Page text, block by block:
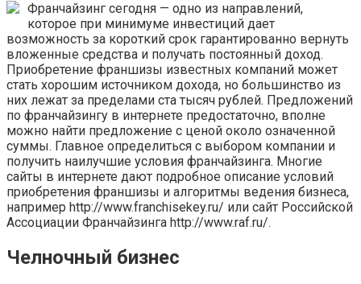
Франчайзинг сегодня — одно из направлений,
которое при минимуме инвестиций дает
возможность за короткий срок гарантированно вернуть
вложенные средства и получать постоянный доход.
Приобретение франшизы известных компаний может
стать хорошим источником дохода, но большинство из
них лежат за пределами ста тысяч рублей. Предложений
по франчайзингу в интернете предостаточно, вполне
можно найти предложение с ценой около означенной
суммы. Главное определиться с выбором компании и
получить наилучшие условия франчайзинга. Многие
сайты в интернете дают подробное описание условий
приобретения франшизы и алгоритмы ведения бизнеса,
например http://www.franchisekey.ru/ или сайт Российской
Ассоциации Франчайзинга http://www.raf.ru/.
Челночный бизнес